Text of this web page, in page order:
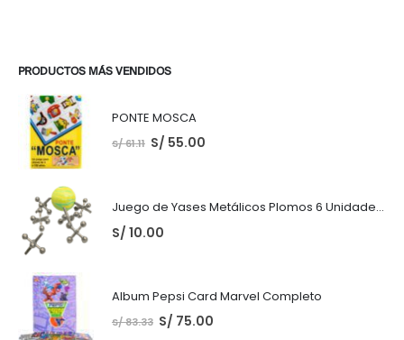
PRODUCTOS MÁS VENDIDOS
PONTE MOSCA
S/61.11 S/ 55.00
Juego de Yases Metálicos Plomos 6 Unidades + Pelota de Goma (En Bolsita Lista para Regalar)
S/ 10.00
Album Pepsi Card Marvel Completo
S/83.33 S/ 75.00